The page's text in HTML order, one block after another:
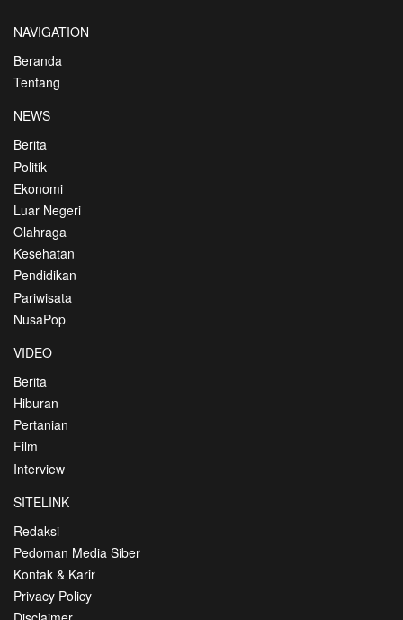
NAVIGATION
Beranda
Tentang
NEWS
Berita
Politik
Ekonomi
Luar Negeri
Olahraga
Kesehatan
Pendidikan
Pariwisata
NusaPop
VIDEO
Berita
Hiburan
Pertanian
Film
Interview
SITELINK
Redaksi
Pedoman Media Siber
Kontak & Karir
Privacy Policy